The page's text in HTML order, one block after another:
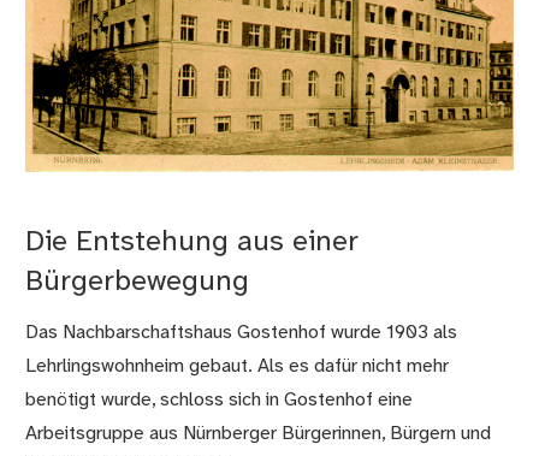
Die Entstehung aus einer
Bürgerbewegung
Das Nachbarschaftshaus Gostenhof wurde 1903 als
Lehrlingswohnheim gebaut. Als es dafür nicht mehr
benötigt wurde, schloss sich in Gostenhof eine
Arbeitsgruppe aus Nürnberger Bürgerinnen, Bürgern und